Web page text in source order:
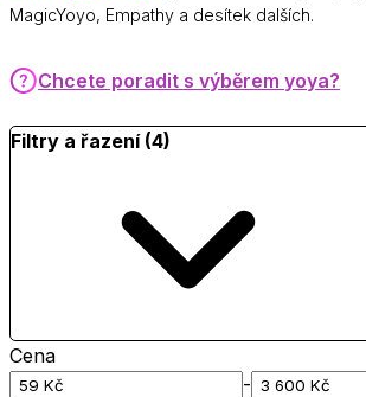
MagicYoyo, Empathy a desítek dalších.
Chcete poradit s výběrem yoya?
Filtry a řazení (4)
Cena
-